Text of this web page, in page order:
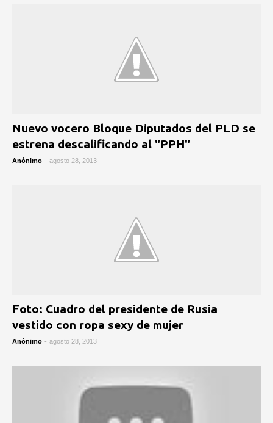
Nuevo vocero Bloque Diputados del PLD se
estrena descalificando al "PPH"
Anónimo - agosto 28, 2013
Foto: Cuadro del presidente de Rusia
vestido con ropa sexy de mujer
Anónimo - agosto 28, 2013